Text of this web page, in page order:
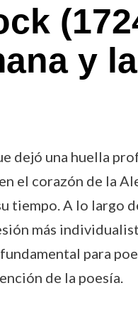
y
una huella
el corazón de la
tiempo. A lo largo
más
para
de la poesía.